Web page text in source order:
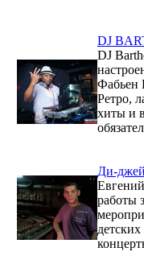
DJ
DJ
Фабьен
Ретро,
хиты и
Ди-
работы